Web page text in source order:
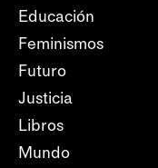
Educación
Feminismos
Futuro
Justicia
Libros
Mundo